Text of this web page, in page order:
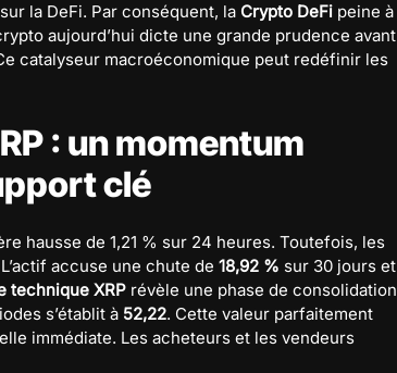
la DeFi. Par conséquent, la Crypto DeFi peine à
aujourd’hui dicte une grande prudence avant
catalyseur macroéconomique peut redéfinir les
: un momentum
clé
hausse de 1,21 % sur 24 heures. Toutefois, les
accuse une chute de 18,92 % sur 30 jours et
technique XRP révèle une phase de consolidation
s’établit à 52,22. Cette valeur parfaitement
immédiate. Les acheteurs et les vendeurs